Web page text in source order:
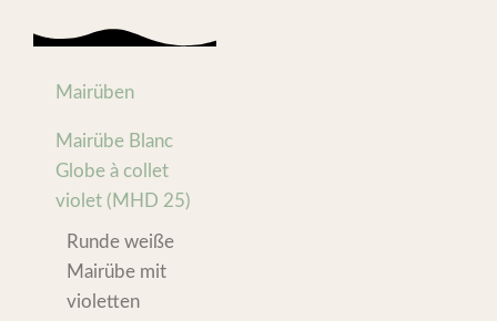
Mairüben
Mairübe Blanc
Globe à collet
violet (MHD 25)
Runde weiße
Mairübe mit
violetten